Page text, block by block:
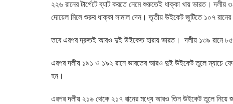
২২৬ রানের টার্গেটে ব্যাট করতে নেমে শুরুতেই ধাক্কা খায় ভারত।
দোয়েল মিলে শুরুর ধাক্কা সামাল দেন। তৃতীয় উইকেট জুটিতে ১০৭
তবে এরপর দ্রুতই আরও দুই উইকেত হারায় ভারত। দলীয় ১৩৯ রানে ৮৫
এরপর দলীয় ১৯১ ও ১৯২ রানে ভারতের আরও দুই উইকেট তুলে ম্যাচে
হন।
এরপর দলীয় ২১৬ থেকে ২১৭ রানের মধ্যে আরও তিন উইকেট তুলে নিয়ে